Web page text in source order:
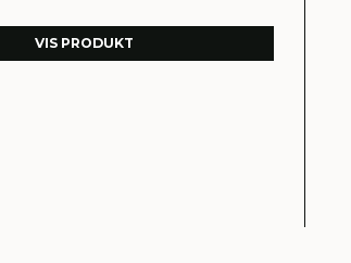
VIS PRODUKT